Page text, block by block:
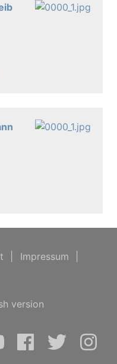
Impressum